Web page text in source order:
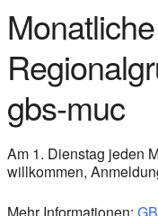
gbs-muc
Am 1. Dienstag jeden
willkommen,
Mehr Informationen: